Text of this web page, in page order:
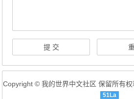
Copyright © 我的世界中文社区 保留所有
51La